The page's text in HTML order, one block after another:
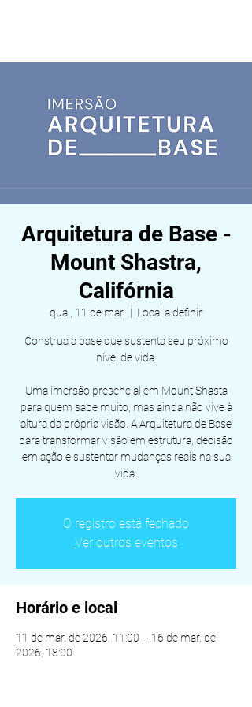
Arquitetura de Base -
Mount Shastra,
Califórnia
qua., 11 de mar.
  |
Local a definir
Construa a base que sustenta seu próximo
nível de vida.
Uma imersão presencial em Mount Shasta
para quem sabe muito, mas ainda não vive à
altura da própria visão. A Arquitetura de Base
para transformar visão em estrutura, decisão
em ação e sustentar mudanças reais na sua
vida.
O registro está fechado
Ver outros eventos
Horário e local
11 de mar. de 2026, 11:00 – 16 de mar. de
2026, 18:00